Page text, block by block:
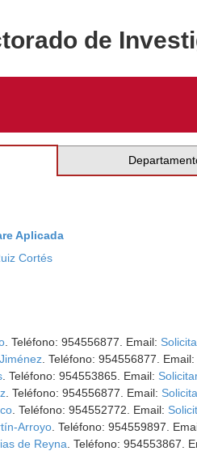
de
Aplicada
Cortés
. Teléfono: 954556877. Email:
. Teléfono: 954556877. Email:
. Teléfono: 954553865. Email:
. Teléfono: 954556877. Email:
. Teléfono: 954552772. Email:
Arroyo . Teléfono: 954559897.
de Reyna . Teléfono: 954553867.